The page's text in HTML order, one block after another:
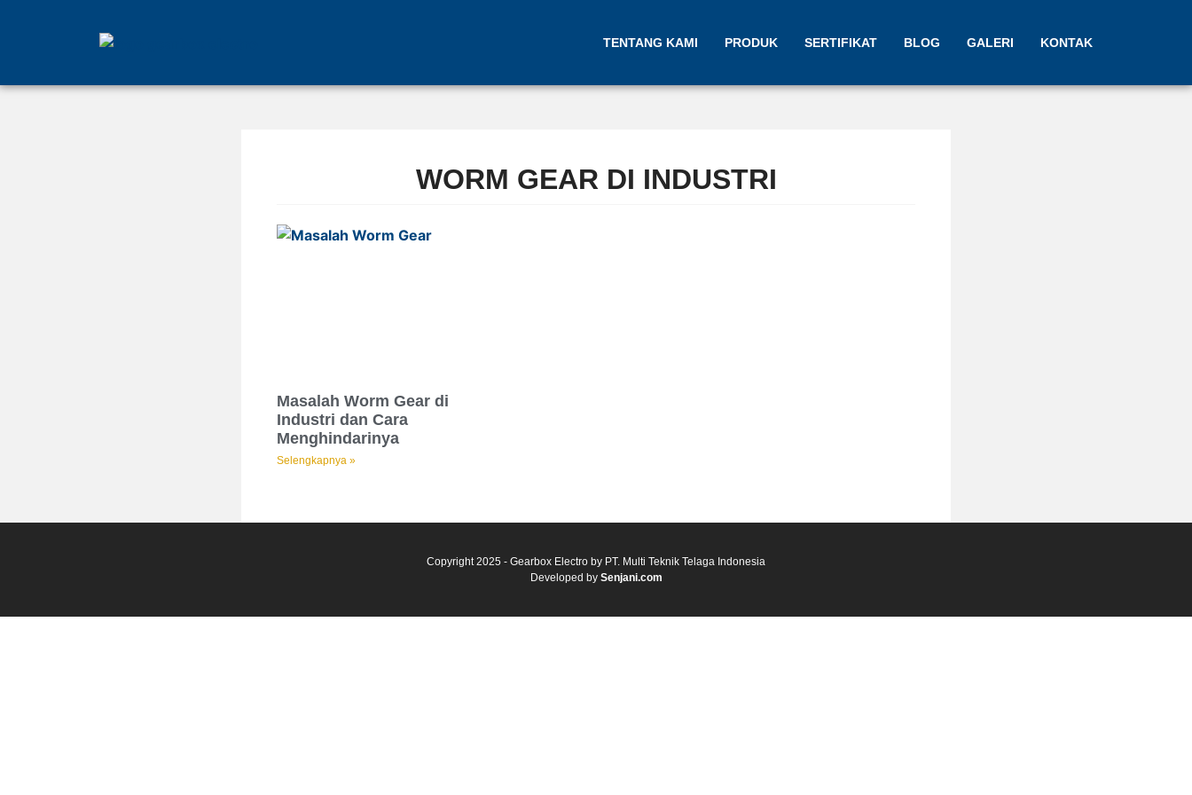
TENTANG KAMI PRODUK SERTIFIKAT BLOG GALERI KONTAK
WORM GEAR DI INDUSTRI
Masalah Worm Gear di
Industri dan Cara
Menghindarinya
Selengkapnya »
Copyright 2025 - Gearbox Electro by PT. Multi Teknik Telaga Indonesia
Developed by Senjani.com